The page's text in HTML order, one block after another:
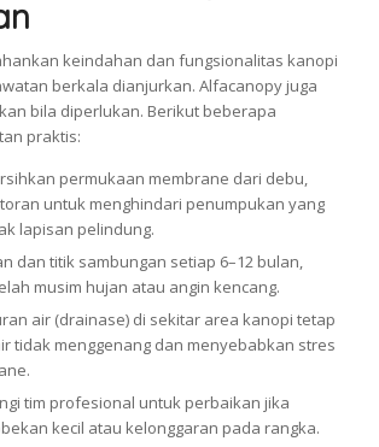
keindahan dan fungsionalitas kanopi
berkala dianjurkan. Alfacanopy juga
bila diperlukan. Berikut beberapa
praktis:
permukaan membrane dari debu,
untuk menghindari penumpukan yang
lapisan pelindung.
dan titik sambungan setiap 6–12 bulan,
musim hujan atau angin kencang.
air (drainase) di sekitar area kanopi tetap
tidak menggenang dan menyebabkan stres
tim profesional untuk perbaikan jika
kecil atau kelonggaran pada rangka.